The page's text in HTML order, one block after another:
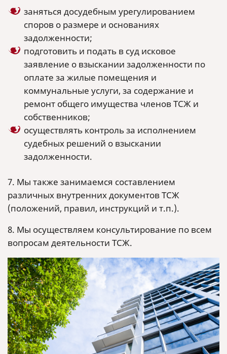
заняться досудебным урегулированием
споров о размере и основаниях
задолженности;
подготовить и подать в суд исковое
заявление о взыскании задолженности по
оплате за жилые помещения и
коммунальные услуги, за содержание и
ремонт общего имущества членов ТСЖ и
собственников;
осуществлять контроль за исполнением
судебных решений о взыскании
задолженности.
7. Мы также занимаемся составлением
различных внутренних документов ТСЖ
(положений, правил, инструкций и т.п.).
8. Мы осуществляем консультирование по всем
вопросам деятельности ТСЖ.